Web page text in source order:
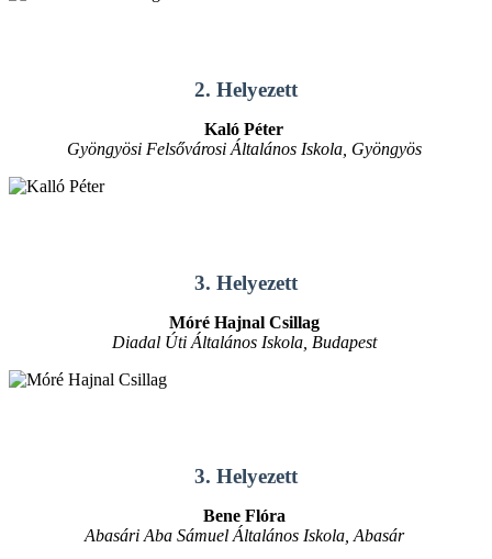
2. Helyezett
Kaló Péter
Gyöngyösi Felsővárosi Általános Iskola, Gyöngyös
3. Helyezett
Móré Hajnal Csillag
Diadal Úti Általános Iskola, Budapest
3. Helyezett
Bene Flóra
Abasári Aba Sámuel Általános Iskola, Abasár